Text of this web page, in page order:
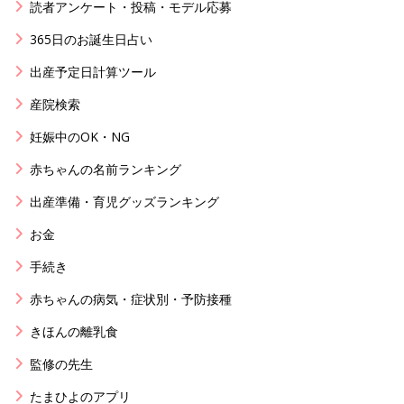
読者アンケート・投稿・モデル応募
365日のお誕生日占い
出産予定日計算ツール
産院検索
妊娠中のOK・NG
赤ちゃんの名前ランキング
出産準備・育児グッズランキング
お金
手続き
赤ちゃんの病気・症状別・予防接種
きほんの離乳食
監修の先生
たまひよのアプリ